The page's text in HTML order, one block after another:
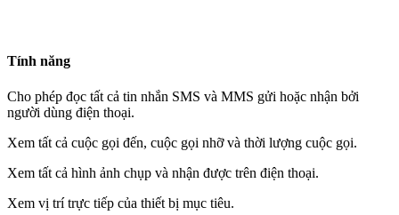
Tính năng
Cho phép đọc tất cả tin nhắn SMS và MMS gửi hoặc nhận bởi
người dùng điện thoại.
Xem tất cả cuộc gọi đến, cuộc gọi nhỡ và thời lượng cuộc gọi.
Xem tất cả hình ảnh chụp và nhận được trên điện thoại.
Xem vị trí trực tiếp của thiết bị mục tiêu.